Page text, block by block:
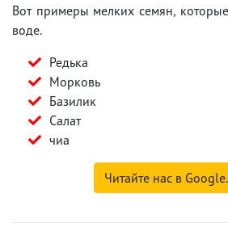
Вот примеры мелких семян,
воде.
Редька
Морковь
Базилик
Салат
чиа
Читайте нас в